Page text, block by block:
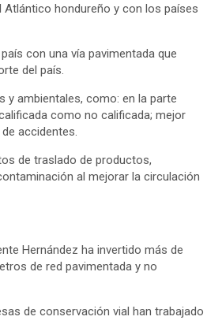
hondureño y con los países
con una vía pavimentada que
del país.
ambientales, como: en la parte
como no calificada; mejor
accidentes.
de traslado de productos,
al mejorar la circulación
Hernández ha invertido más de
de red pavimentada y no
de conservación vial han trabajado